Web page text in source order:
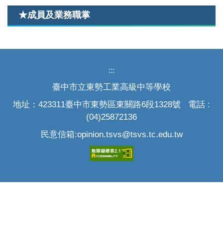
★成員及業務職掌
:::
臺中市立東勢工業高級中等學校
地址：423311臺中市東勢區東關路6段1328號 電話 :
(04)25872136
民意信箱:opinion.tsvs@tsvs.tc.edu.tw